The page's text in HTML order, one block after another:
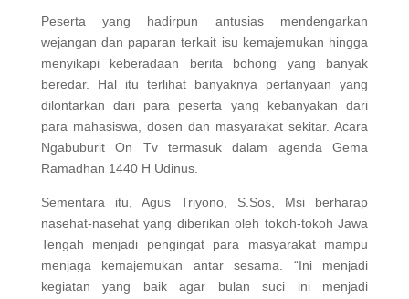
Peserta yang hadirpun antusias mendengarkan
wejangan dan paparan terkait isu kemajemukan hingga
menyikapi keberadaan berita bohong yang banyak
beredar. Hal itu terlihat banyaknya pertanyaan yang
dilontarkan dari para peserta yang kebanyakan dari
para mahasiswa, dosen dan masyarakat sekitar. Acara
Ngabuburit On Tv termasuk dalam agenda Gema
Ramadhan 1440 H Udinus.
Sementara itu, Agus Triyono, S.Sos, Msi berharap
nasehat-nasehat yang diberikan oleh tokoh-tokoh Jawa
Tengah menjadi pengingat para masyarakat mampu
menjaga kemajemukan antar sesama. “Ini menjadi
kegiatan yang baik agar bulan suci ini menjadi